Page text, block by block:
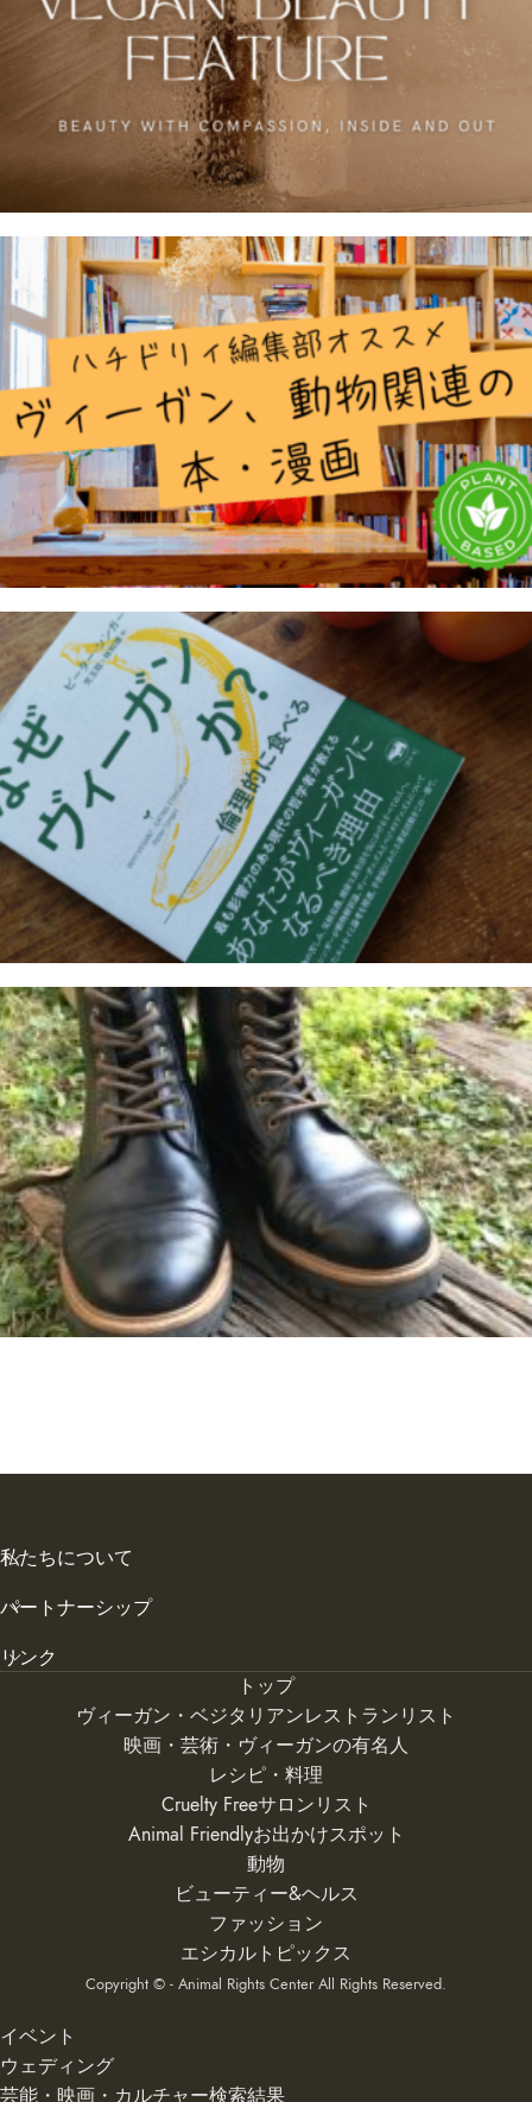
私たちについて
パートナーシップ
リンク
トップ
ヴィーガン・ベジタリアンレストランリスト
映画・芸術・ヴィーガンの有名人
レシピ・料理
Cruelty Freeサロンリスト
Animal Friendlyお出かけスポット
動物
ビューティー&ヘルス
ファッション
エシカルトピックス
Copyright © - Animal Rights Center All Rights Reserved.
イベント
ウェディング
芸能・映画・カルチャー検索結果